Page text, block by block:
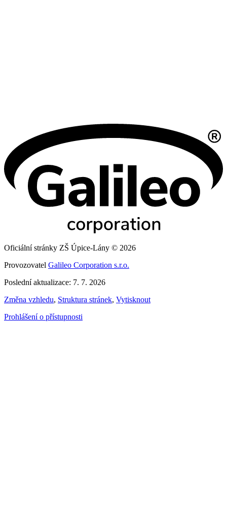
Oficiální stránky ZŠ Úpice-Lány © 2026
Provozovatel Galileo Corporation s.r.o.
Poslední aktualizace: 7. 7. 2026
Změna vzhledu, Struktura stránek, Vytisknout
Prohlášení o přístupnosti